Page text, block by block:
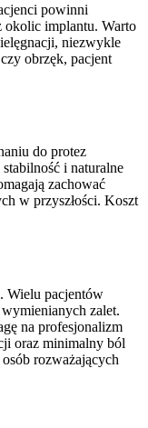
powinni
okolic implantu. Warto
niezwykle
obrzęk, pacjent
do protez
i naturalne
zachować
w przyszłości. Koszt
Wielu pacjentów
zalet.
na profesjonalizm
oraz minimalny ból
rozważających